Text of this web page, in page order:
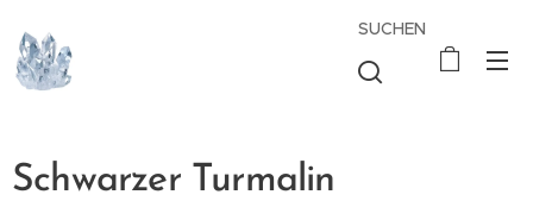
SUCHEN
Schwarzer Turmalin